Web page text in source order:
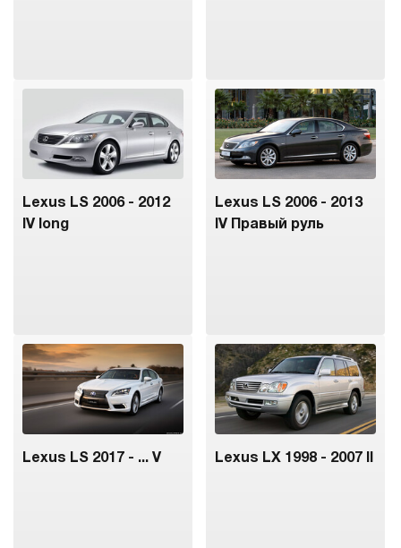
Lexus LS 2006 - 2012
IV long
Lexus LS 2006 - 2013
IV Правый руль
Lexus LS 2017 - ... V Lexus LX 1998 - 2007 II